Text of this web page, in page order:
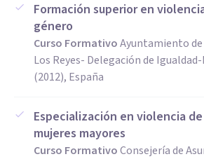
Formación superior en
género
Curso FormativoAyuntamiento de
Los Reyes- Delegación de Igualdad-
(2012), España
Especialización en violencia
mujeres mayores
Curso FormativoConsejería de